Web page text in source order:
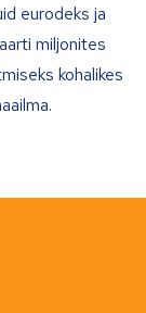
eurodeks ja
miljonites
kohalikes